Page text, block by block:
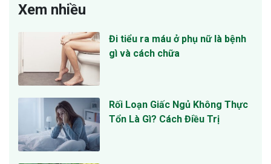
Xem nhiều
Đi tiểu ra máu ở phụ nữ là bệnh
gì và cách chữa
Rối Loạn Giấc Ngủ Không Thực
Tổn Là Gì? Cách Điều Trị